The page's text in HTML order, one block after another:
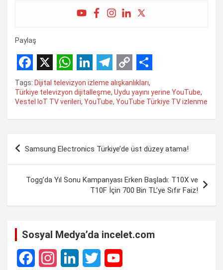
Paylaş
F
a
c
e
b
o
X W
h
a
t
s
A
p
L
i
n
k
d
I
T
e
l
e
g
r
a
m
C
o
p
y
L
i
n
k
S
h
a
r
e
Tags: Dijital televizyon izleme alışkanlıkları,
Türkiye televizyon dijitalleşme, Uydu yayını yerine YouTube,
Vestel IoT TV verileri, YouTube, YouTube Türkiye TV izlenme
Yazı
gezinmesi
Samsung Electronics Türkiye’de üst düzey atama!
Togg’da Yıl Sonu Kampanyası Erken Başladı: T10X ve
T10F İçin 700 Bin TL’ye Sıfır Faiz!
Sosyal Medya’da incelet.com